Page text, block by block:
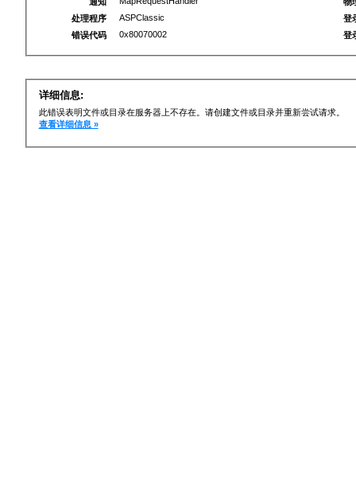
处理程序
ASPClassic
错误代码
0x80070002
登
登
详细信息:
此错误表明文件或目录在服务器上不存在。请创建文件或目录并重新尝试请求。
查看详细信息 »